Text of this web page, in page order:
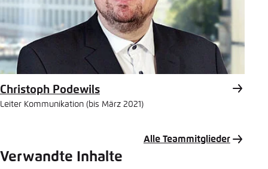
Christoph Podewils
Leiter Kommunikation (bis März 2021)
Alle Teammitglieder
Verwandte Inhalte